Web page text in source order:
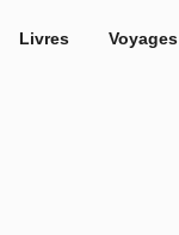
Livres Voyages